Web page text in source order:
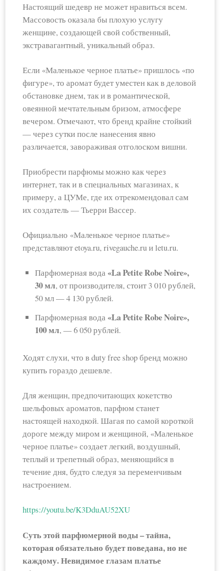
Настоящий шедевр не может нравиться всем.
Массовость оказала бы плохую услугу
женщине, создающей свой собственный,
экстравагантный, уникальный образ.
Если «Маленькое черное платье» пришлось «по
фигуре», то аромат будет уместен как в деловой
обстановке днем, так и в романтической,
овеянной мечтательным бризом, атмосфере
вечером. Отмечают, что бренд крайне стойкий
— через сутки после нанесения явно
различается, завораживая отголоском вишни.
Приобрести парфюмы можно как через
интернет, так и в специальных магазинах, к
примеру, а ЦУМе, где их отрекомендовал сам
их создатель — Тьерри Вассер.
Официально «Маленькое черное платье»
представляют etoya.ru, rivegauche.ru и letu.ru.
Парфюмерная вода«La Petite Robe Noire»,
30 мл, от производителя, стоит 3 010 рублей,
50 мл — 4 130 рублей.
Парфюмерная вода«La Petite Robe Noire»,
100 мл, — 6 050 рублей.
Ходят слухи, что в duty free shop бренд можно
купить гораздо дешевле.
Для женщин, предпочитающих кокетство
шельфовых ароматов, парфюм станет
настоящей находкой. Шагая по самой короткой
дороге между миром и женщиной, «Маленькое
черное платье» создает легкий, воздушный,
теплый и трепетный образ, меняющийся в
течение дня, будто следуя за переменчивым
настроением.
https://youtu.be/K3DduAU52XU
Суть этой парфюмерной воды – тайна,
которая обязательно будет поведана, но не
каждому. Невидимое глазам платье